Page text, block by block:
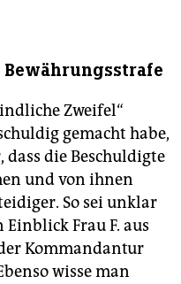
Zweifel“
gemacht habe,
dass die Beschuldigte
und von ihnen
So sei unklar
Frau F. aus
Kommandantur
wisse man